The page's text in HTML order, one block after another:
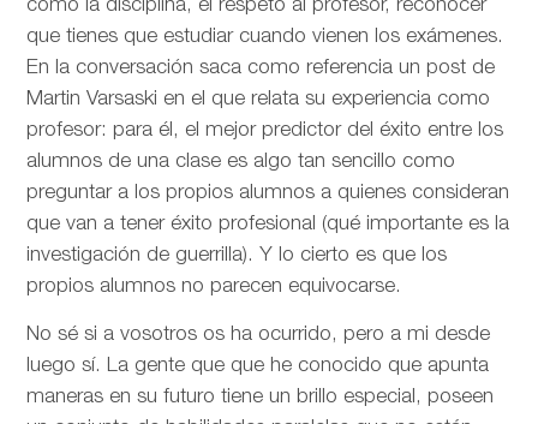
como la disciplina, el respeto al profesor, reconocer
que tienes que estudiar cuando vienen los exámenes.
En la conversación saca como referencia un post de
Martin Varsaski en el que relata su experiencia como
profesor: para él, el mejor predictor del éxito entre los
alumnos de una clase es algo tan sencillo como
preguntar a los propios alumnos a quienes consideran
que van a tener éxito profesional (qué importante es la
investigación de guerrilla). Y lo cierto es que los
propios alumnos no parecen equivocarse.
No sé si a vosotros os ha ocurrido, pero a mi desde
luego sí. La gente que que he conocido que apunta
maneras en su futuro tiene un brillo especial, poseen